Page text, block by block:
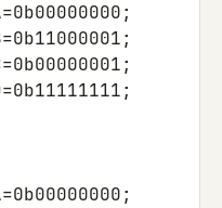
=0b00000000;
=0b11000001;
=0b00000001;
=0b11111111;
=0b00000000;